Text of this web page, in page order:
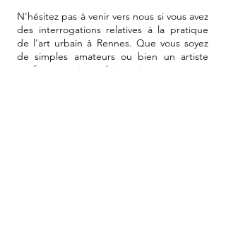
N'hésitez pas à venir vers nous si vous avez
des interrogations relatives à la pratique
de l'art urbain à Rennes. Que vous soyez
de simples amateurs ou bien un artiste
confirmé qui souhaite intégrer notre